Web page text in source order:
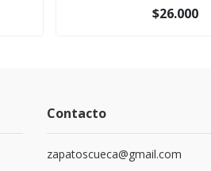
$26.000
Contacto
zapatoscueca@gmail.com